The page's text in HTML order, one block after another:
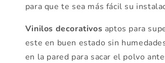
para que te sea más fácil su
Vinilos decorativos aptos para
este en buen estado sin
en la pared para sacar el polvo